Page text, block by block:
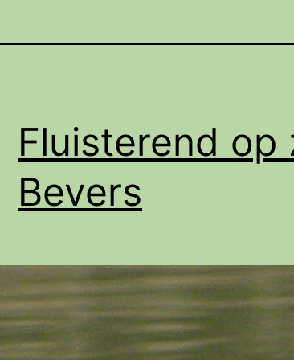
Fluisterend op
Bevers